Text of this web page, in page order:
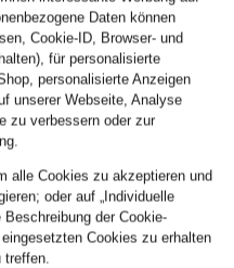
Daten können
Cookie-ID, Browser- und
für personalisierte
personalisierte Anzeigen
unserer Webseite, Analyse
zu verbessern oder zur
alle Cookies zu akzeptieren und
oder auf „Individuelle
der Cookie-
Cookies zu erhalten
treffen.